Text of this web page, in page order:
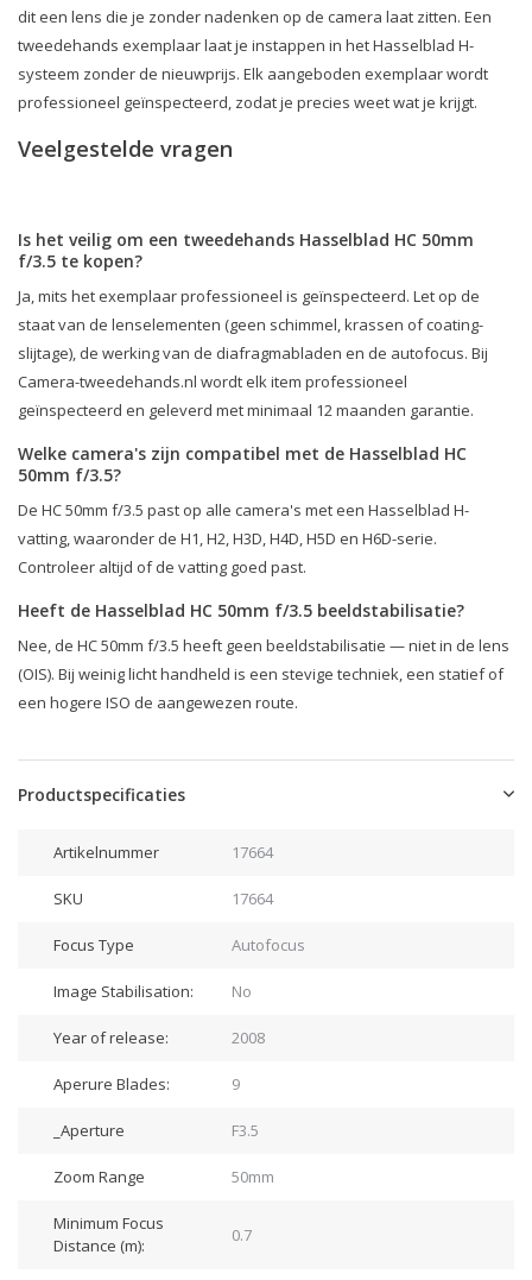
dit een lens die je zonder nadenken op de camera laat zitten. Een
tweedehands exemplaar laat je instappen in het Hasselblad H-
systeem zonder de nieuwprijs. Elk aangeboden exemplaar wordt
professioneel geïnspecteerd, zodat je precies weet wat je krijgt.
Veelgestelde vragen
Is het veilig om een tweedehands Hasselblad HC 50mm
f/3.5 te kopen?
Ja, mits het exemplaar professioneel is geïnspecteerd. Let op de
staat van de lenselementen (geen schimmel, krassen of coating-
slijtage), de werking van de diafragmabladen en de autofocus. Bij
Camera-tweedehands.nl wordt elk item professioneel
geïnspecteerd en geleverd met minimaal 12 maanden garantie.
Welke camera's zijn compatibel met de Hasselblad HC
50mm f/3.5?
De HC 50mm f/3.5 past op alle camera's met een Hasselblad H-
vatting, waaronder de H1, H2, H3D, H4D, H5D en H6D-serie.
Controleer altijd of de vatting goed past.
Heeft de Hasselblad HC 50mm f/3.5 beeldstabilisatie?
Nee, de HC 50mm f/3.5 heeft geen beeldstabilisatie — niet in de lens
(OIS). Bij weinig licht handheld is een stevige techniek, een statief of
een hogere ISO de aangewezen route.
Productspecificaties
Artikelnummer 17664
SKU 17664
Focus Type Autofocus
Image Stabilisation: No
Year of release: 2008
Aperure Blades: 9
_Aperture F3.5
Zoom Range 50mm
Minimum Focus
Distance (m):
0.7